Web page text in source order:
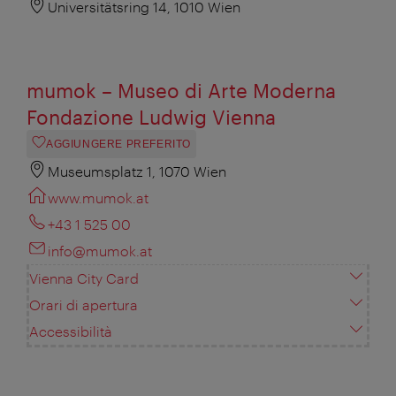
Universitätsring 14, 1010 Wien
mumok – Museo di Arte Moderna
Fondazione Ludwig Vienna
AGGIUNGERE PREFERITO
Museumsplatz 1, 1070 Wien
www.mumok.at
+43 1 525 00
info@mumok.at
Vienna City Card
Orari di apertura
Accessibilità